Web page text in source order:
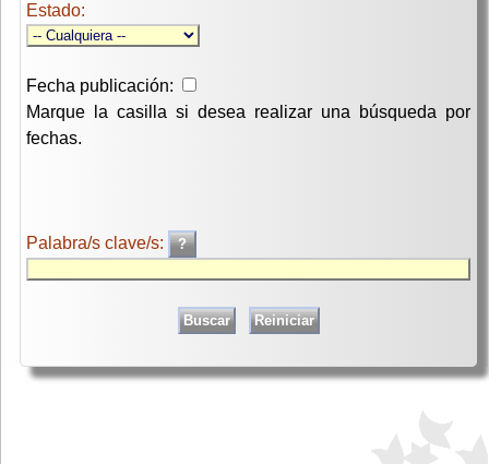
Estado:
Fecha publicación:
Marque la casilla si desea realizar una búsqueda por
fechas.
Palabra/s clave/s: